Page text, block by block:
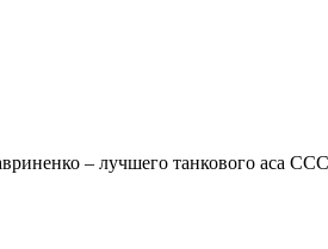
– лучшего танкового аса